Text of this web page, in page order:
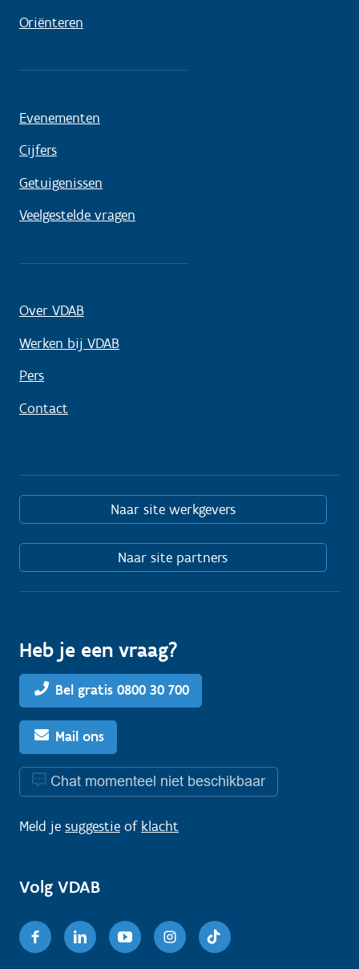
Oriënteren
Evenementen
Cijfers
Getuigenissen
Veelgestelde vragen
Over VDAB
Werken bij VDAB
Pers
Contact
Naar site werkgevers
Naar site partners
Heb je een vraag?
Bel gratis 0800 30 700
Mail ons
Chat momenteel niet beschikbaar
Meld je suggestie of klacht
Volg VDAB
FacebookLinkedinYoutubeInstagram